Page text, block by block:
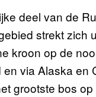
deel van de
strekt zich
kroon op de
via Alaska
grootste bos